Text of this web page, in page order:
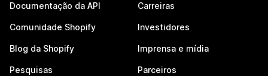
Documentação da API
Comunidade Shopify
Blog da Shopify
Pesquisas
Carreiras
Investidores
Imprensa e mídia
Parceiros